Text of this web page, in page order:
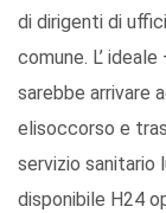
di dirigenti di
comune. L’
sarebbe arrivare
elisoccorso e
servizio sanitario
disponibile H24